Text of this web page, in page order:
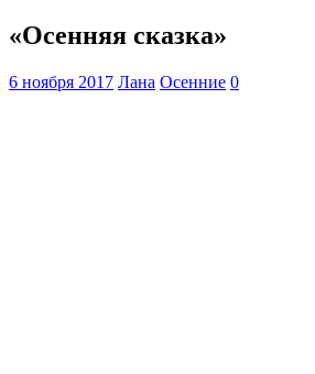
«Осенняя сказка»
6 ноября 2017 Лана Осенние 0